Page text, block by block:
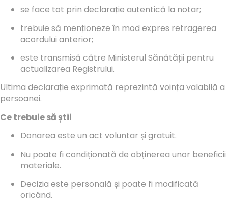
se face tot prin declarație autentică la notar;
trebuie să menționeze în mod expres retragerea
acordului anterior;
este transmisă către Ministerul Sănătății pentru
actualizarea Registrului.
Ultima declarație exprimată reprezintă voința valabilă a
persoanei.
Ce trebuie să știi
Donarea este un act voluntar și gratuit.
Nu poate fi condiționată de obținerea unor beneficii
materiale.
Decizia este personală și poate fi modificată
oricând.